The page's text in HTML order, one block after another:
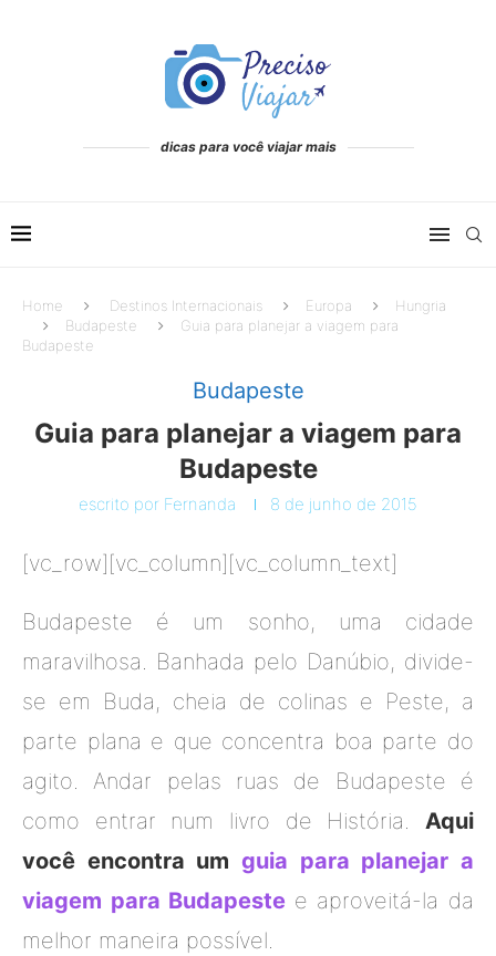
dicas para você viajar mais
Home Destinos Internacionais Europa
Hungria
Budapeste
Guia para planejar a viagem para
Budapeste
Budapeste
Guia para planejar a viagem para
Budapeste
escrito por Fernanda 8 de junho de 2015
[vc_row][vc_column][vc_column_text]
Budapeste é um sonho, uma cidade
maravilhosa. Banhada pelo Danúbio, divide-
se em Buda, cheia de colinas e Peste, a
parte plana e que concentra boa parte do
agito. Andar pelas ruas de Budapeste é
como entrar num livro de História. Aqui
você encontra um guia para planejar a
viagem para Budapeste e aproveitá-la da
melhor maneira possível.